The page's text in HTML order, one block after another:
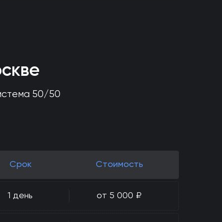
50/50
Срок Стоимость
1 день от 5 000 ₽